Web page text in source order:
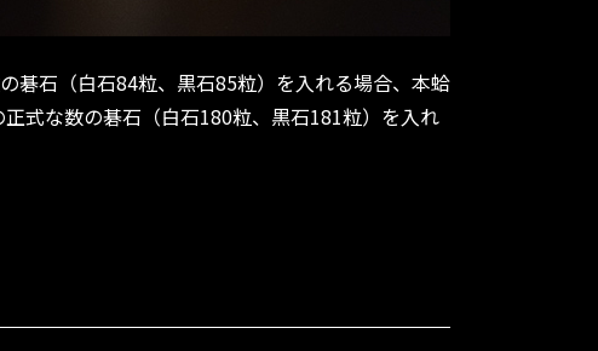
碁石（白石84粒、黒石85粒）を入れる場合、本蛤
式な数の碁石（白石180粒、黒石181粒）を入れ